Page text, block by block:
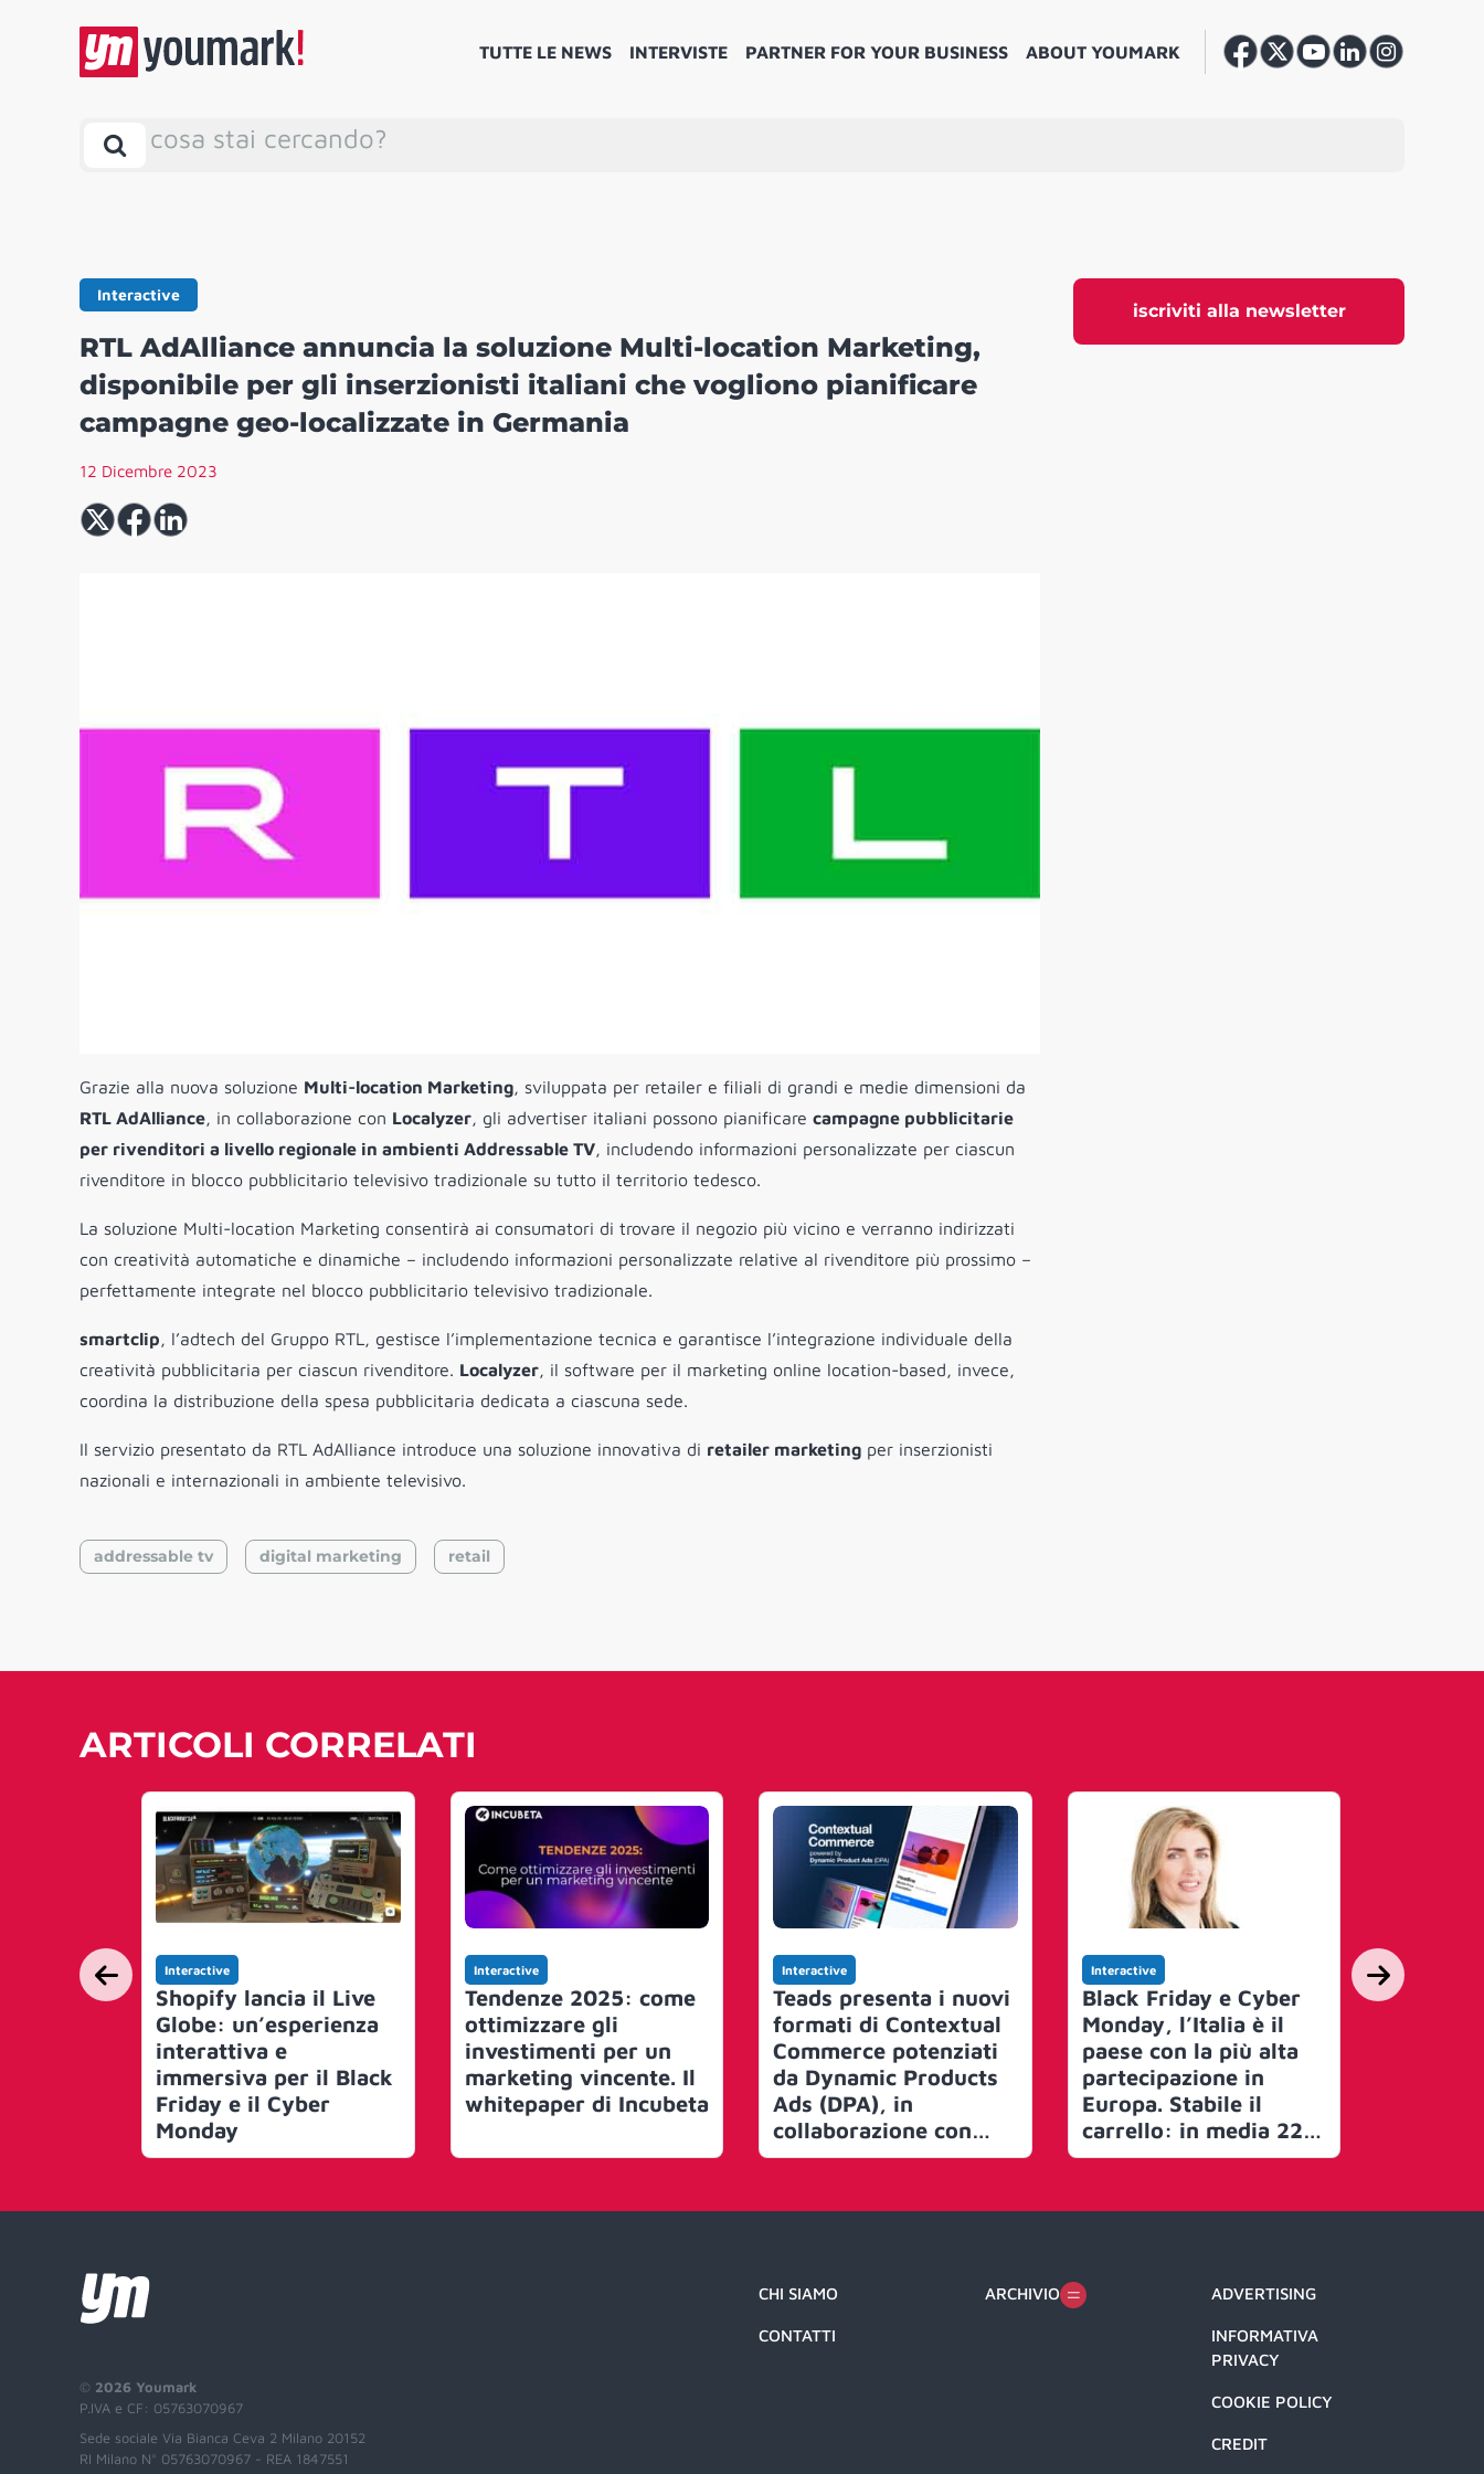
TUTTE LE NEWS INTERVISTE PARTNER FOR YOUR BUSINESS ABOUT YOUMARK
cosa stai cercando?
iscriviti alla newsletter
Interactive
RTL AdAlliance annuncia la soluzione Multi-location Marketing,
disponibile per gli inserzionisti italiani che vogliono pianificare
campagne geo-localizzate in Germania
12 Dicembre 2023
Grazie alla nuova soluzione Multi-location Marketing, sviluppata per retailer e filiali di grandi e medie dimensioni da
RTL AdAlliance, in collaborazione con Localyzer, gli advertiser italiani possono pianificare campagne pubblicitarie
per rivenditori a livello regionale in ambienti Addressable TV, includendo informazioni personalizzate per ciascun
rivenditore in blocco pubblicitario televisivo tradizionale su tutto il territorio tedesco.
La soluzione Multi-location Marketing consentirà ai consumatori di trovare il negozio più vicino e verranno indirizzati
con creatività automatiche e dinamiche – includendo informazioni personalizzate relative al rivenditore più prossimo –
perfettamente integrate nel blocco pubblicitario televisivo tradizionale.
smartclip, l’adtech del Gruppo RTL, gestisce l’implementazione tecnica e garantisce l’integrazione individuale della
creatività pubblicitaria per ciascun rivenditore. Localyzer, il software per il marketing online location-based, invece,
coordina la distribuzione della spesa pubblicitaria dedicata a ciascuna sede.
Il servizio presentato da RTL AdAlliance introduce una soluzione innovativa di retailer marketing per inserzionisti
nazionali e internazionali in ambiente televisivo.
addressable tv digital marketing retail
ARTICOLI CORRELATI
Interactive
Shopify lancia il Live
Globe: un’esperienza
interattiva e
immersiva per il Black
Friday e il Cyber
Monday
Interactive
Tendenze 2025: come
ottimizzare gli
investimenti per un
marketing vincente. Il
whitepaper di Incubeta
Interactive
Teads presenta i nuovi
formati di Contextual
Commerce potenziati
da Dynamic Products
Ads (DPA), in
collaborazione con
adidas
Interactive
Black Friday e Cyber
Monday, l’Italia è il
paese con la più alta
partecipazione in
Europa. Stabile il
carrello: in media 229
euro, rispetto ai 232
PwC
Interactive
Inside
© 2026 Youmark
P.IVA e CF: 05763070967
Sede sociale Via Bianca Ceva 2 Milano 20152
RI Milano N° 05763070967 - REA 1847551
CHI SIAMO
CONTATTI
ARCHIVIO ADVERTISING
INFORMATIVA
PRIVACY
COOKIE POLICY
CREDIT